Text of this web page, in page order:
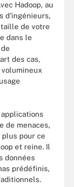
Hadoop, au
d'ingénieurs,
de votre
dans le
des cas,
de menaces,
pour ce
et reine. Il
données
prédéfinis,